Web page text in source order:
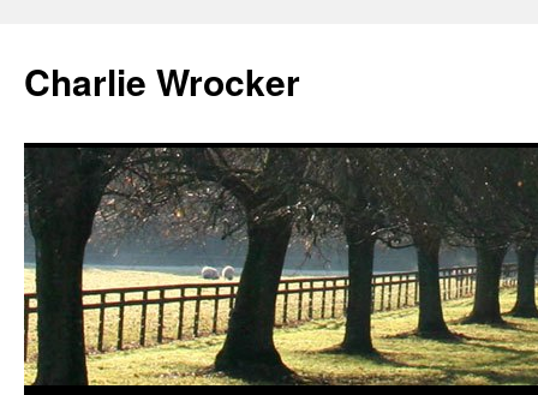
springen
Charlie Wrocker